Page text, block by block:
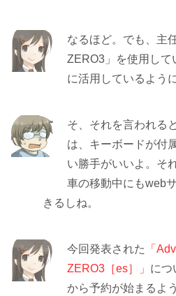
なるほど。でも、
ZERO3」を使用して
に活用しているよう
そ、それを言われる
は、キーボードが付
い勝手がいいよ。そ
車の移動中にもweb
きるしね。
今回発表された
「
ZERO3［es］」 につ
から予約が始まるよ